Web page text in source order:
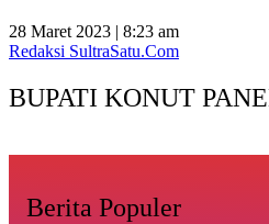
28 Maret 2023 | 8:23 am
Redaksi SultraSatu.Com
BUPATI KONUT
Berita Populer